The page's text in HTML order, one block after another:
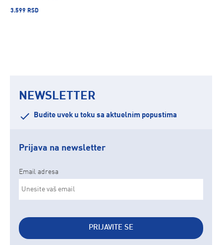
3.599 RSD
NEWSLETTER
Budite uvek u toku sa aktuelnim popustima
Prijava na newsletter
Email adresa
PRIJAVITE SE